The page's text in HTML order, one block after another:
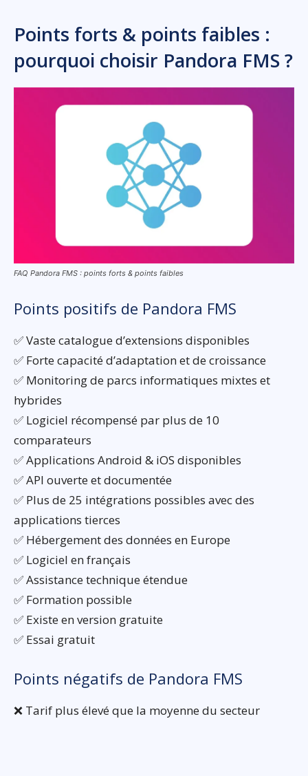
Points forts & points faibles :
pourquoi choisir Pandora FMS ?
FAQ Pandora FMS : points forts & points faibles
Points positifs de Pandora FMS
✅ Vaste catalogue d’extensions disponibles
✅ Forte capacité d’adaptation et de croissance
✅ Monitoring de parcs informatiques mixtes et
hybrides
✅ Logiciel récompensé par plus de 10
comparateurs
✅ Applications Android & iOS disponibles
✅ API ouverte et documentée
✅ Plus de 25 intégrations possibles avec des
applications tierces
✅ Hébergement des données en Europe
✅ Logiciel en français
✅ Assistance technique étendue
✅ Formation possible
✅ Existe en version gratuite
✅ Essai gratuit
Points négatifs de Pandora FMS
❌ Tarif plus élevé que la moyenne du secteur